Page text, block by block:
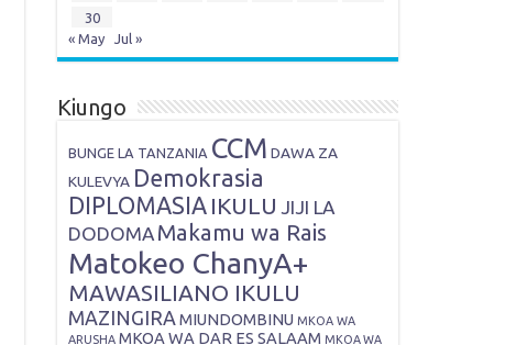
30
« May
Jul »
Kiungo
BUNGE LA TANZANIA CCM DAWA ZA
KULEVYA Demokrasia
DIPLOMASIA IKULU JIJI LA
DODOMA Makamu wa Rais
Matokeo ChanyA+
MAWASILIANO IKULU
MAZINGIRAMIUNDOMBINU MKOA WA
ARUSHA MKOA WA DAR ES SALAAM MKOA WA